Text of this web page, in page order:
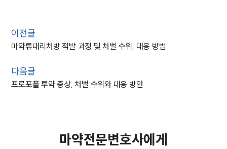
이전글
마약류대리처방 적발 과정 및 처벌 수위, 대응 방법
다음글
프로포폴 투약 증상, 처벌 수위와 대응 방안
마약전문변호사에게